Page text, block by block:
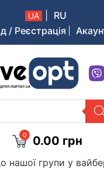
UA
RU
/ Реєстрація
дропшипінг
0 0.00 грн
нашої групи у